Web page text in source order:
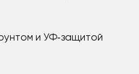
и УФ‑защитой